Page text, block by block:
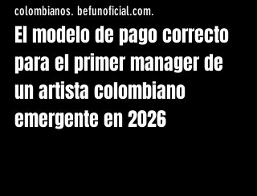
colombianos. befunoficial.com.
El modelo de pago correcto
para el primer manager de
un artista colombiano
emergente en 2026